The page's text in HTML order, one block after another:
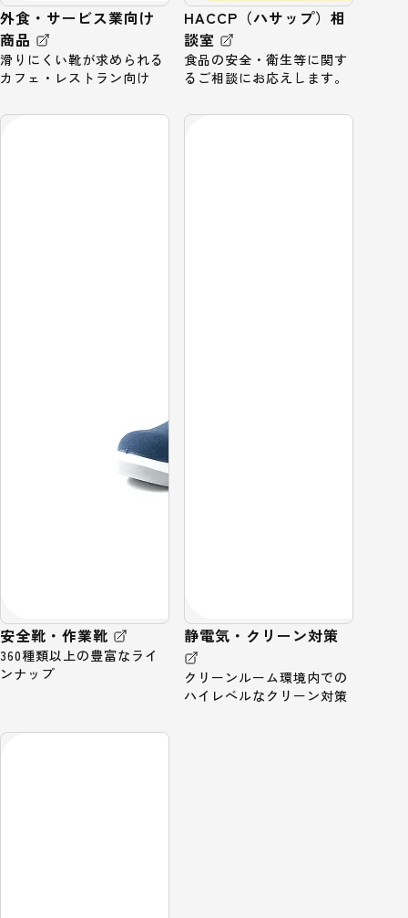
外食・サービス業向け
商品
滑りにくい靴が求められる
カフェ・レストラン向け
HACCP（ハサップ）相
談室
食品の安全・衛生等に関す
るご相談にお応えします。
安全靴・作業靴
360種類以上の豊富なライ
ンナップ
静電気・クリーン対策
クリーンルーム環境内での
ハイレベルなクリーン対策